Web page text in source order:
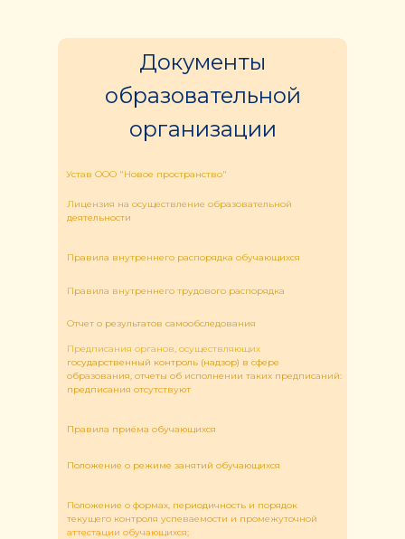
Документы
образовательной
организации
Устав ООО "Новое пространство"
Предписания органов, осуществляющих
государственный контроль (надзор) в сфере
образования, отчеты об исполнении таких предписаний:
предписания отсутствуют
Положение о режиме занятий обучающихся
Положение о формах, периодичность и порядок
текущего контроля успеваемости и промежуточной
аттестации обучающихся;
Правила приёма обучающихся
Отчет о результатов самообследования
Правила внутреннего трудового распорядка
Правила внутреннего распорядка обучающихся
Лицензия на осуществление образовательной
деятельности